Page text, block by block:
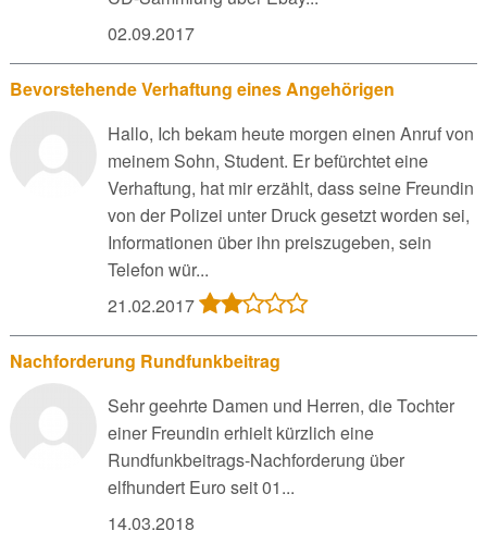
02.09.2017
Bevorstehende Verhaftung eines Angehörigen
Hallo, Ich bekam heute morgen einen Anruf von
meinem Sohn, Student. Er befürchtet eine
Verhaftung, hat mir erzählt, dass seine Freundin
von der Polizei unter Druck gesetzt worden sei,
Informationen über ihn preiszugeben, sein
Telefon wür...
21.02.2017
Nachforderung Rundfunkbeitrag
Sehr geehrte Damen und Herren, die Tochter
einer Freundin erhielt kürzlich eine
Rundfunkbeitrags-Nachforderung über
elfhundert Euro seit 01...
14.03.2018